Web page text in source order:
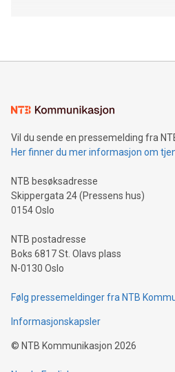
Vil du sende en pressemelding fra
Her finner du mer informasjon om
NTB besøksadresse
Skippergata 24 (Pressens hus)
0154 Oslo
NTB postadresse
Boks 6817 St. Olavs plass
N-0130 Oslo
Følg pressemeldinger fra NTB
Informasjonskapsler
© NTB Kommunikasjon 2026